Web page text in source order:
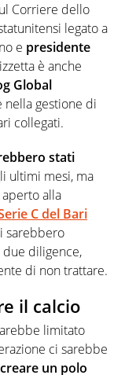
Corriere dello
legato a
e presidente
è anche
Global
nella gestione di
collegati.
stati
ultimi mesi, ma
alla
C del Bari
sarebbero
diligence,
di non trattare.
il calcio
limitato
ci sarebbe
creare un polo